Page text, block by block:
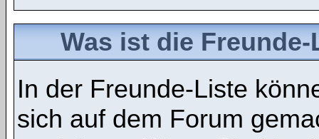
Was ist die
In der Freunde-Liste
sich auf dem Forum